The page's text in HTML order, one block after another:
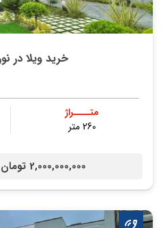
خرید ویلا در نور
متــــراژ
260 متر
2,000,000,000 تومان /